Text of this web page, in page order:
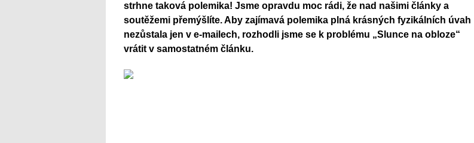
strhne taková polemika! Jsme opravdu moc rádi, že nad našimi články a
soutěžemi přemýšlíte. Aby zajímavá polemika plná krásných fyzikálních úvah
nezůstala jen v e-mailech, rozhodli jsme se k problému „Slunce na obloze“
vrátit v samostatném článku.